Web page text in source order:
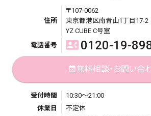
住所
〒107-0062
東京都港区南青山1丁目17-2
YZ CUBE C号室
電話番号
contact_phone 0120-19-
event_available無料相談・お問い合
受付時間
10:30～21:00
休業日
不定休